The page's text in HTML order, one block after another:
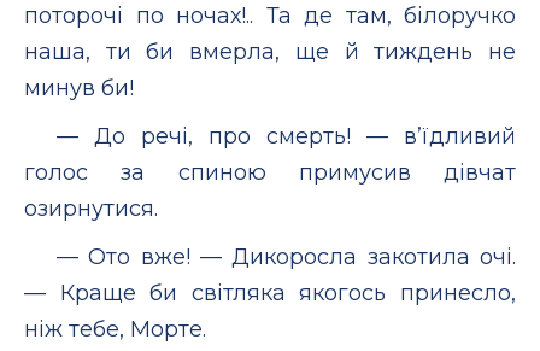
поторочі по ночах!.. Та де там, білоручко
наша, ти би вмерла, ще й тиждень не
минув би!
— До речі, про смерть! — в’їдливий
голос за спиною примусив дівчат
озирнутися.
— Ото вже! — Дикоросла закотила очі.
— Краще би світляка якогось принесло,
ніж тебе, Морте.